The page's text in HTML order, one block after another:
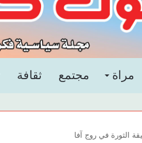
مراة مجتمع ثقافة
الثورة في روج آفا